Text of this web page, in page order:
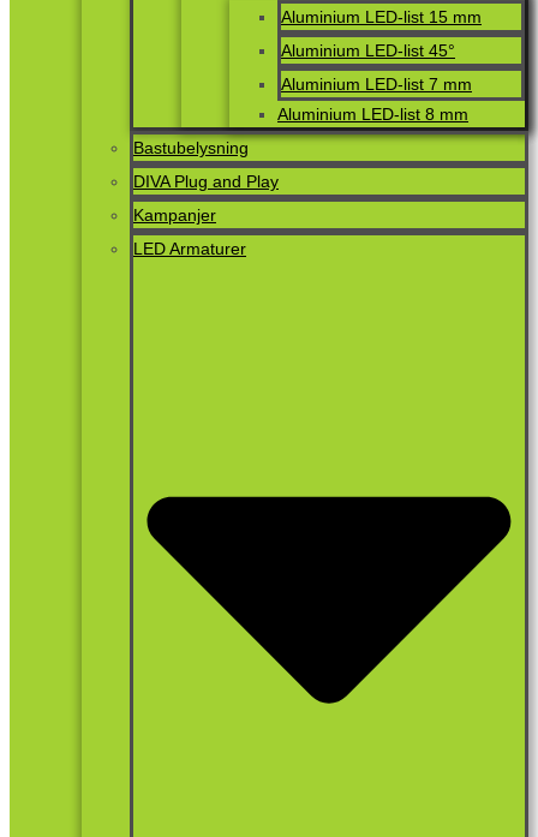
Aluminium LED-list 15 mm
Aluminium LED-list 45°
Aluminium LED-list 7 mm
Aluminium LED-list 8 mm
Bastubelysning
DIVA Plug and Play
Kampanjer
LED Armaturer